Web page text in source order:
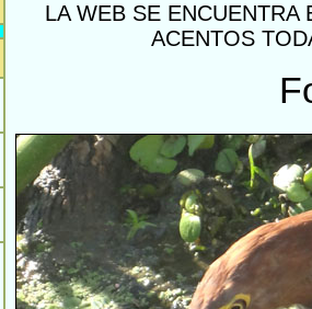
LA WEB SE
ACENTOS